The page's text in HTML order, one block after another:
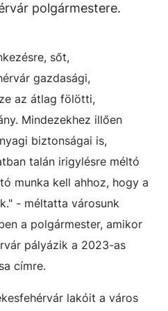
polgármestere.
sőt,
gazdasági,
az átlag fölötti,
Mindezekhez illően
biztonságai is,
talán irigylésre méltó
munka kell ahhoz, hogy a
- méltatta városunk
a polgármester, amikor
pályázik a 2023-as
címre.
lakóit a város